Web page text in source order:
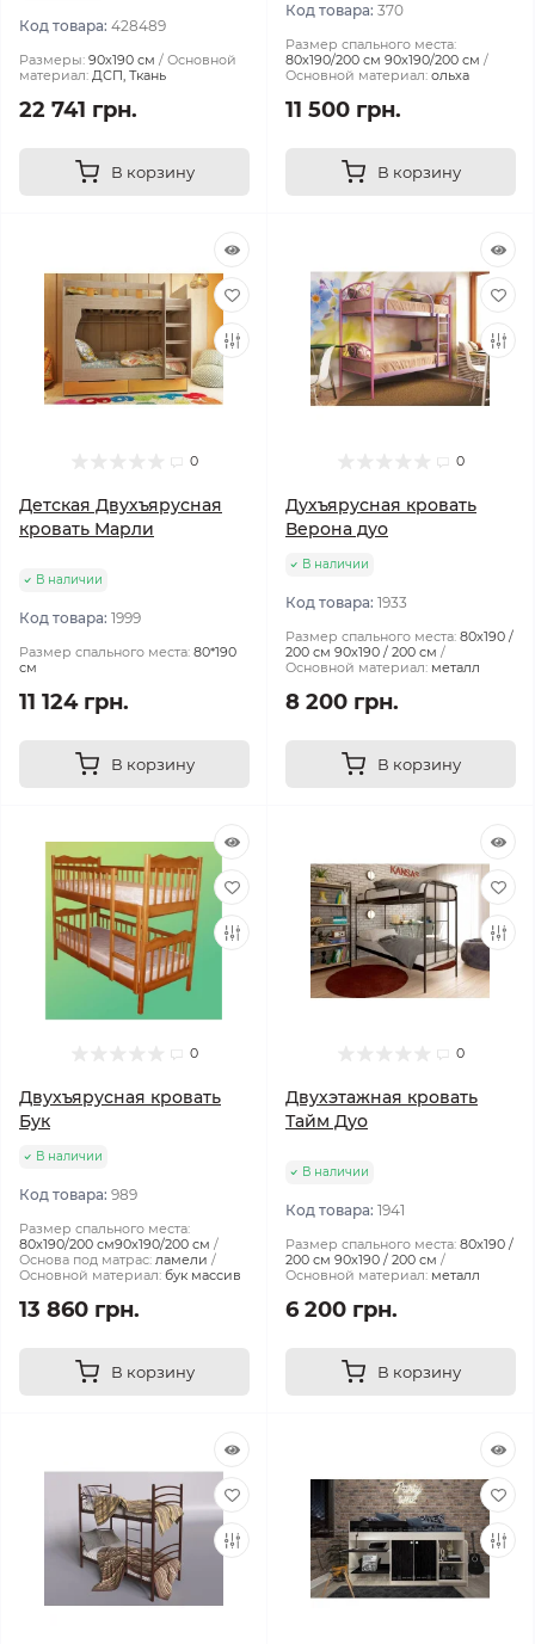
Код товара: 428489
Размеры: 90х190 см
Основной
материал: ДСП, Ткань
22 741 грн.
В корзину
Код товара: 370
Размер спального места:
80х190/200 см 90х190/200 см
Основной материал: ольха
11 500 грн.
В корзину
0
Детская Двухъярусная
кровать Марли
В наличии
Код товара: 1999
Размер спального места: 80*190
см
11 124 грн.
В корзину
0
Духъярусная кровать
Верона дуо
В наличии
Код товара: 1933
Размер спального места: 80х190 /
200 см 90х190 / 200 см
Основной материал: металл
8 200 грн.
В корзину
0
Двухъярусная кровать
Бук
В наличии
Код товара: 989
Размер спального места:
80х190/200 см90х190/200 см
Основа под матрас: ламели
Основной материал: бук массив
13 860 грн.
В корзину
0
Двухэтажная кровать
Тайм Дуо
В наличии
Код товара: 1941
Размер спального места: 80х190 /
200 см 90х190 / 200 см
Основной материал: металл
6 200 грн.
В корзину